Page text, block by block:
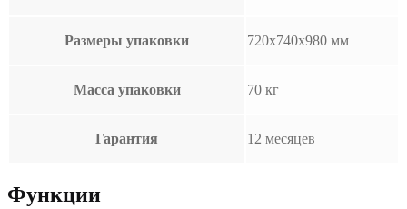
Размеры упаковки 720х740х980 мм
Масса упаковки 70 кг
Гарантия 12 месяцев
Функции